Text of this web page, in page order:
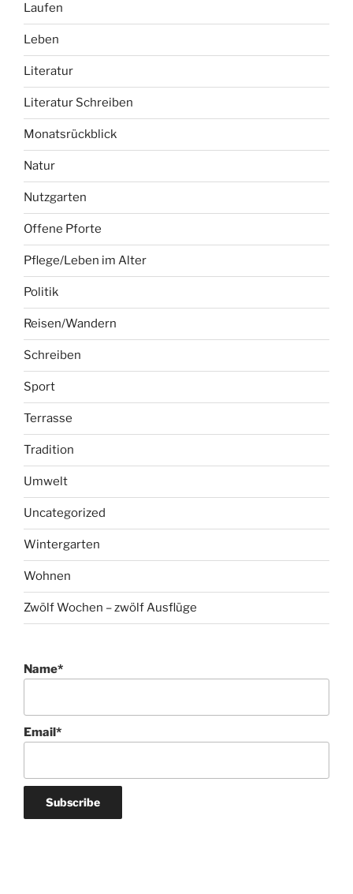
Laufen
Leben
Literatur
Literatur Schreiben
Monatsrückblick
Natur
Nutzgarten
Offene Pforte
Pflege/Leben im Alter
Politik
Reisen/Wandern
Schreiben
Sport
Terrasse
Tradition
Umwelt
Uncategorized
Wintergarten
Wohnen
Zwölf Wochen – zwölf Ausflüge
Name*
Email*